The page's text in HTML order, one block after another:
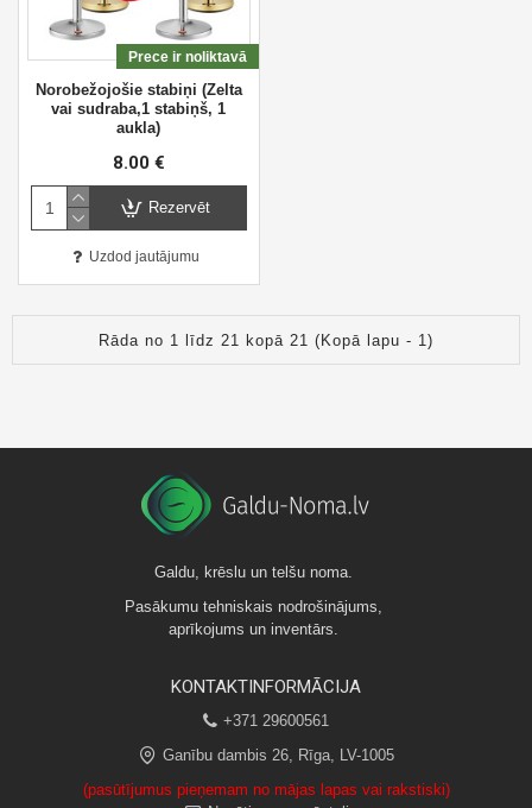
Prece ir noliktavā
Norobežojošie stabiņi (Zelta
vai sudraba,1 stabiņš, 1
aukla)
8.00 €
Rezervēt
Uzdod jautājumu
Rāda no 1 līdz 21 kopā 21 (Kopā lapu - 1)
Galdu, krēslu un telšu noma.
Pasākumu tehniskais nodrošinājums,
aprīkojums un inventārs.
KONTAKTINFORMĀCIJA
+371 29600561
Ganību dambis 26, Rīga, LV-1005
(pasūtījumus pieņemam no mājas lapas vai rakstiski)